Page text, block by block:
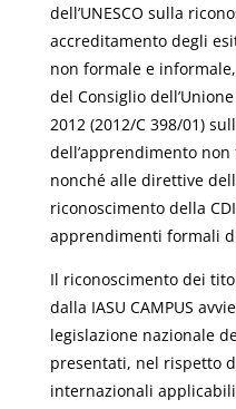
dell’UNESCO sulla
accreditamento degli
non formale e
del Consiglio
2012 (2012/C 398/01)
dell’apprendimento
nonché alle direttive
riconoscimento della
apprendimenti formali
Il riconoscimento dei
dalla IASU CAMPUS
legislazione nazionale
presentati, nel rispetto
internazionali applicabili